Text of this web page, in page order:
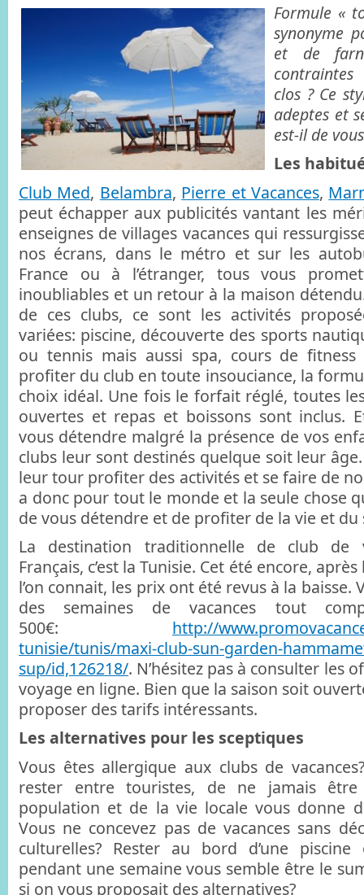
Formule «
synonyme
et de
contraintes
clos ? Ce
adeptes et
est-il de
Les
Club Med, Belambra, Pierre et Vacances,
peut échapper aux publicités vantant les
enseignes de villages vacances qui
nos écrans, dans le métro et sur les
France ou à l’étranger, tous vous
inoubliables et un retour à la maison
de ces clubs, ce sont les activités
variées: piscine, découverte des sports
ou tennis mais aussi spa, cours de
profiter du club en toute insouciance, la
choix idéal. Une fois le forfait réglé, toutes
ouvertes et repas et boissons sont inclus.
vous détendre malgré la présence de vos
clubs leur sont destinés quelque soit leur
leur tour profiter des activités et se faire de
a donc pour tout le monde et la seule chose
de vous détendre et de profiter de la vie et du
La destination traditionnelle de club de
Français, c’est la Tunisie. Cet été encore,
l’on connait, les prix ont été revus à la baisse.
des semaines de vacances tout
500€: http://
tunisie/tunis/maxi-club-sun-garden-
sup/id,126218/. N’hésitez pas à consulter les
voyage en ligne. Bien que la saison soit
proposer des tarifs intéressants.
Les alternatives pour les sceptiques
Vous êtes allergique aux clubs de
rester entre touristes, de ne jamais
population et de la vie locale vous donne
Vous ne concevez pas de vacances sans
culturelles? Rester au bord d’une
pendant une semaine vous semble être le
si on vous proposait des alternatives?